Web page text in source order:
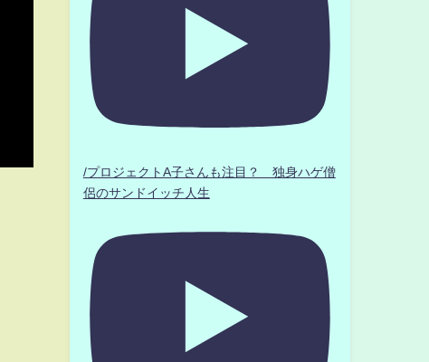
/プロジェクトA子さんも注目？ 独身ハゲ僧
侶のサンドイッチ人生